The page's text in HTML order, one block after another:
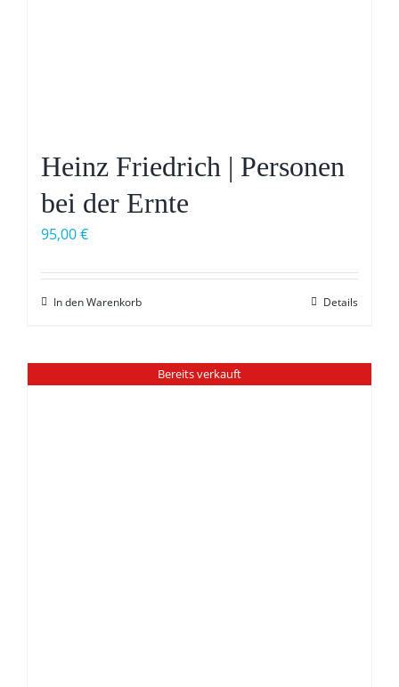
Heinz Friedrich | Personen
bei der Ernte
95,00€
In den Warenkorb Details
Bereits verkauft